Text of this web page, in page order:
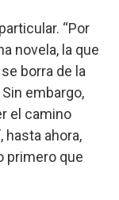
“Por
novela, la que
borra de la
embargo,
el camino
hasta ahora,
primero que